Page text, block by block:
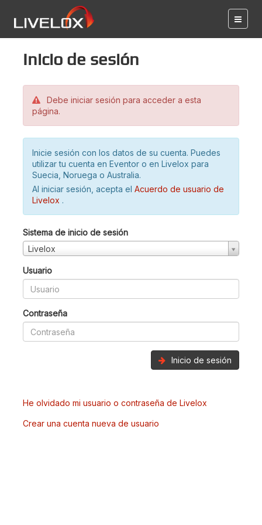
Inicio de sesión
Debe iniciar sesión para acceder a esta
página.
Inicie sesión con los datos de su cuenta. Puedes
utilizar tu cuenta en Eventor o en Livelox para
Suecia, Noruega o Australia.
Al iniciar sesión, acepta el Acuerdo de usuario de
Livelox .
Sistema de inicio de sesión
Livelox
Usuario
Contraseña
Inicio de sesión
He olvidado mi usuario o contraseña de Livelox
Crear una cuenta nueva de usuario